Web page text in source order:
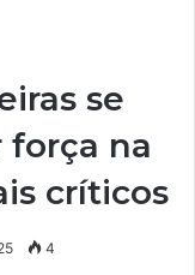
se
força na
críticos
4